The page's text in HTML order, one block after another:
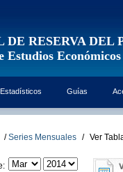
DE RESERVA DEL
Estudios Económicos
Guías
/ Series Mensuales / Ver